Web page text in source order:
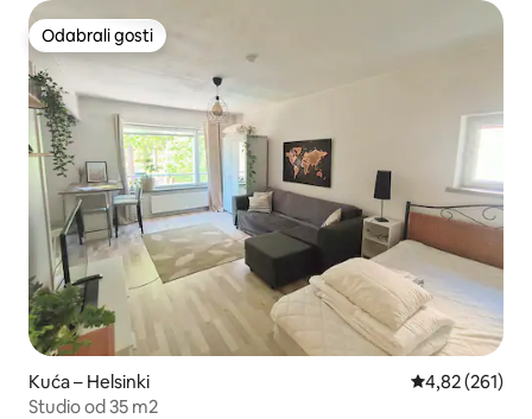
Odabrali gosti
Odabrali gosti
Kuća – Helsinki Prosječna
4,82 (261)
Studio od 35 m2